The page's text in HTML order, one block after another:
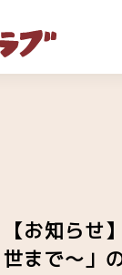
【お知ら
世まで～」